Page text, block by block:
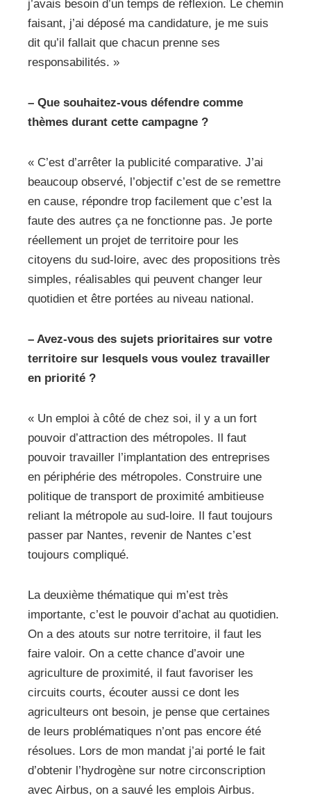
j’avais besoin d’un temps de réflexion. Le chemin
faisant, j’ai déposé ma candidature, je me suis
dit qu’il fallait que chacun prenne ses
responsabilités. »
– Que souhaitez-vous défendre comme
thèmes durant cette campagne ?
« C’est d’arrêter la publicité comparative. J’ai
beaucoup observé, l’objectif c’est de se remettre
en cause, répondre trop facilement que c’est la
faute des autres ça ne fonctionne pas. Je porte
réellement un projet de territoire pour les
citoyens du sud-loire, avec des propositions très
simples, réalisables qui peuvent changer leur
quotidien et être portées au niveau national.
– Avez-vous des sujets prioritaires sur votre
territoire sur lesquels vous voulez travailler
en priorité ?
« Un emploi à côté de chez soi, il y a un fort
pouvoir d’attraction des métropoles. Il faut
pouvoir travailler l’implantation des entreprises
en périphérie des métropoles. Construire une
politique de transport de proximité ambitieuse
reliant la métropole au sud-loire. Il faut toujours
passer par Nantes, revenir de Nantes c’est
toujours compliqué.
La deuxième thématique qui m’est très
importante, c’est le pouvoir d’achat au quotidien.
On a des atouts sur notre territoire, il faut les
faire valoir. On a cette chance d’avoir une
agriculture de proximité, il faut favoriser les
circuits courts, écouter aussi ce dont les
agriculteurs ont besoin, je pense que certaines
de leurs problématiques n’ont pas encore été
résolues. Lors de mon mandat j’ai porté le fait
d’obtenir l’hydrogène sur notre circonscription
avec Airbus, on a sauvé les emplois Airbus.